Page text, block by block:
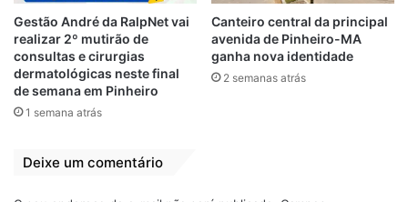
Rádios comunitárias no Brasil
O Brasil tem cerca de 4,8 mil rádios
comunitárias autorizadas pela Agência
sendo 166 só no Maranhão. Sem fins
lucrativos e com potência limitada, as rádios
Gestão André da RalpNet vai
realizar 2º mutirão de
consultas e cirurgias
dermatológicas neste final
de semana em Pinheiro
1 semana atrás
Canteiro central da principal
avenida de Pinheiro-MA
ganha nova identidade
2 semanas atrás
Deixe um comentário